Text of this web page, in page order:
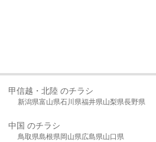
甲信越・北陸 のチラシ
新潟県富山県石川県福井県山梨県長野県
中国 のチラシ
鳥取県島根県岡山県広島県山口県